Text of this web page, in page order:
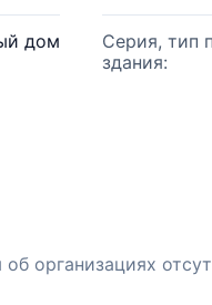
дом
Серия, тип
здания:
организациях